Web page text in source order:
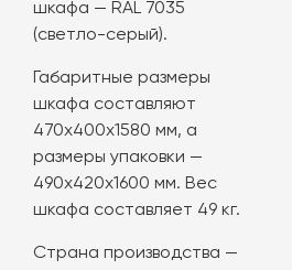
шкафа — RAL 7035
(светло-серый).
Габаритные размеры
шкафа составляют
470х400х1580 мм, а
размеры упаковки —
490х420х1600 мм. Вес
шкафа составляет 49 кг.
Страна производства —